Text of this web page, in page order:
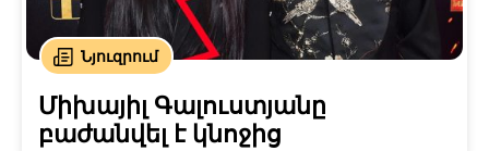
Նյուզրում
Միխայիլ Գալուստյանը
բաժանվել է կնոջից